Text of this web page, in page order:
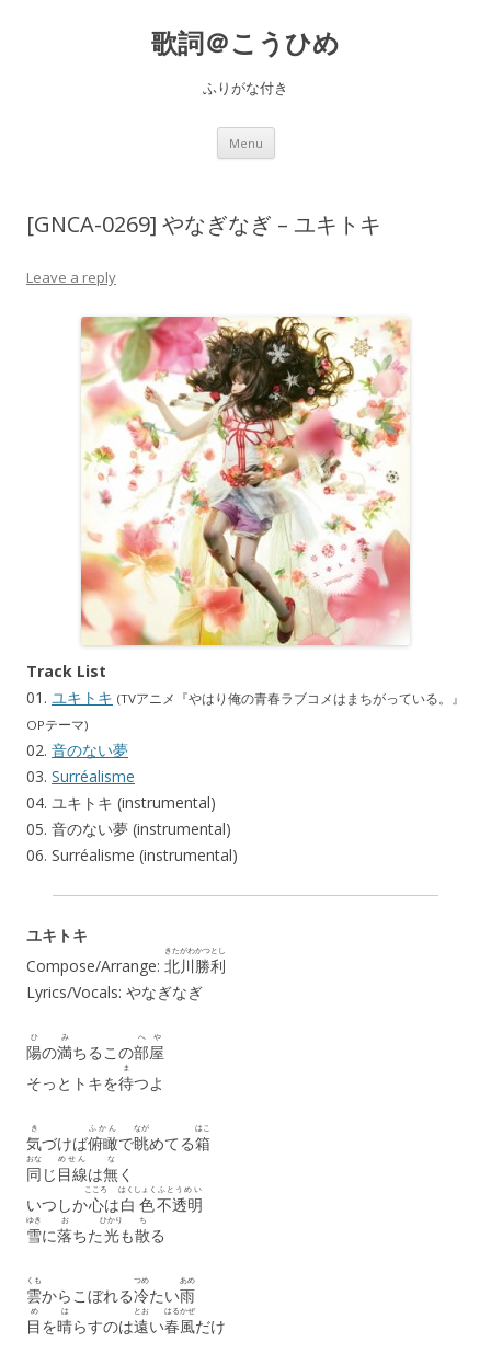
歌詞＠こうひめ
ふりがな付き
Menu Skip to content
[GNCA-0269] やなぎなぎ – ユキトキ
Leave a reply
Track List
01. ユキトキ (TVアニメ『やはり俺の青春ラブコメはまちがっている。』
OPテーマ)
02. 音のない夢
03. Surréalisme
04. ユキトキ (instrumental)
05. 音のない夢 (instrumental)
06. Surréalisme (instrumental)
ユキトキ
Compose/Arrange: 北川
きたがわ
勝利
かつとし
Lyrics/Vocals: やなぎなぎ
陽
ひ
の満
み
ちるこの部屋
へや
そっとトキを待
ま
つよ
気
き
づけば俯瞰
ふかん
で眺
なが
めてる箱
はこ
同
おな
じ 目線
めせん
は無
な
く
いつしか心
こころ
は白色
はくしょく
不透明
ふとうめい
雪
ゆき
に落
お
ちた光
ひかり
も散
ち
る
雲
くも
からこぼれる冷
つめ
たい雨
あめ
目
め
を晴
は
らすのは遠
とお
い春風
はるかぜ
だけ